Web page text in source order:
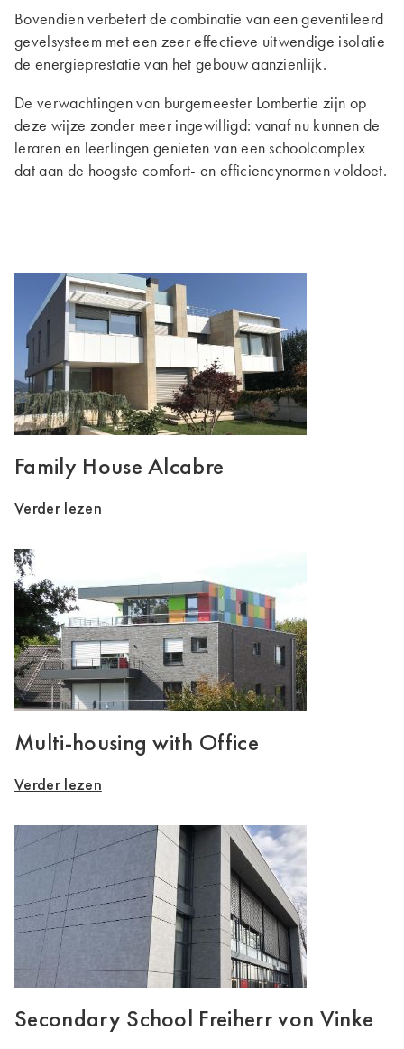
Bovendien verbetert de combinatie van een geventileerd
gevelsysteem met een zeer effectieve uitwendige isolatie
de energieprestatie van het gebouw aanzienlijk.
De verwachtingen van burgemeester Lombertie zijn op
deze wijze zonder meer ingewilligd: vanaf nu kunnen de
leraren en leerlingen genieten van een schoolcomplex
dat aan de hoogste comfort- en efficiencynormen voldoet.
Family House Alcabre
Verder lezen
Multi-housing with Office
Verder lezen
Secondary School Freiherr von Vinke